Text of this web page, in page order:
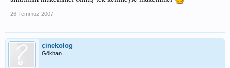
26 Temmuz 2007
çinekolog
Gökhan